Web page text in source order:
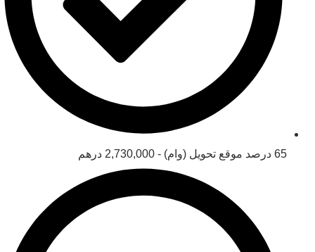
65 درصد موقع تحویل (وام) - 2,730,000 درهم